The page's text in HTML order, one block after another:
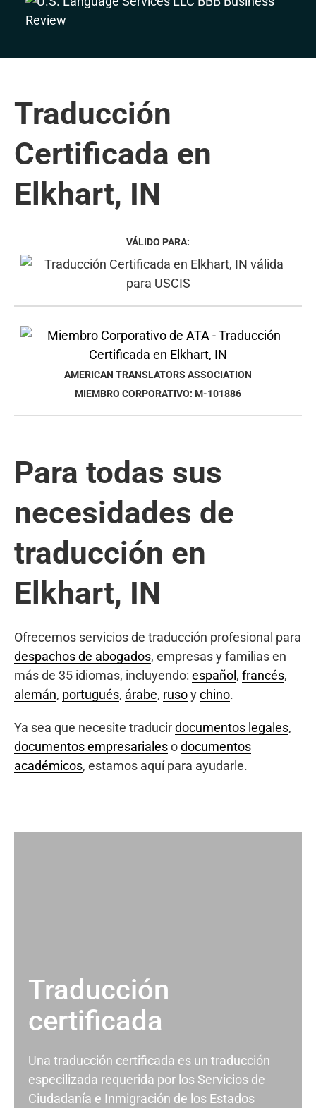
Traducción
Certificada en
Elkhart, IN
VÁLIDO PARA:
AMERICAN TRANSLATORS ASSOCIATION
MIEMBRO CORPORATIVO: M-101886
Para todas sus
necesidades de
traducción en
Elkhart, IN
Ofrecemos servicios de traducción profesional para
despachos de abogados, empresas y familias en
más de 35 idiomas, incluyendo: español , francés,
alemán, portugués, árabe, rusoychino.
Ya sea que necesite traducirdocumentos legales,
documentos empresarialesodocumentos
académicos, estamos aquí para ayudarle.
Traducción
certificada
Una traducción certificada es un traducción
especilizada requerida por los Servicios de
Ciudadanía e Inmigración de los Estados